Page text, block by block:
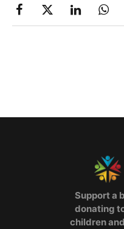
Support a
donating
children